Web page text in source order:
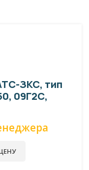
ЗКС, тип
09Г2С,